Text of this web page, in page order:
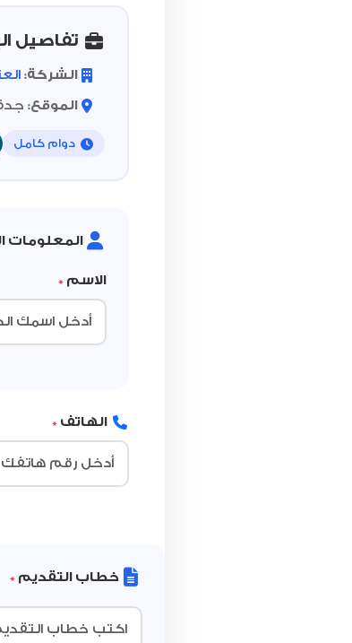
تفاصيل
الشركة:
الموقع:
دوام كامل
المعلومات
الاسم *
الهاتف *
خطاب التقديم *